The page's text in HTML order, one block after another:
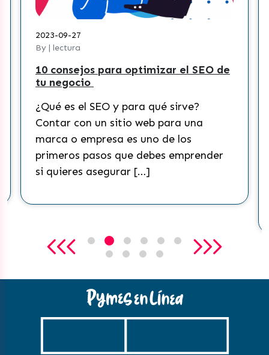
2023-09-27
By | lectura
10 consejos para optimizar el SEO de
tu negocio
¿Qué es el SEO y para qué sirve?
Contar con un sitio web para una
marca o empresa es uno de los
primeros pasos que debes emprender
si quieres asegurar […]